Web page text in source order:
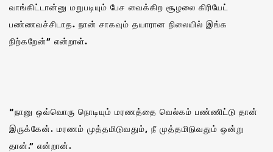
வாங்கிட்டான்னு மறுபடியும் பேச வைக்கிற சூழலை கிரியேட்
பண்ணவச்சிடாத. நான் சாகவும் தயாரான நிலையில் இங்க
நிற்கறேன்” என்றாள்.
“நானு ஒவ்வொரு நொடியும் மரணத்தை வெல்கம் பண்ணிட்டு தான்
இருக்கேன். மரணம் முத்தமிடுவதும், நீ முத்தமிடுவதும் ஒன்று
தான்.” என்றான்.‌